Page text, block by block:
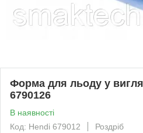
Форма для льоду у
6790126
В наявності
Код: Hendi 679012
Роздріб